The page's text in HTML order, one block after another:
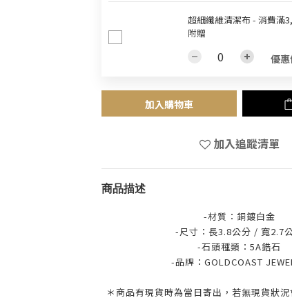
超細纖維清潔布 - 消費滿
附贈
優
加入購物車
加入追蹤清單
商品描述
-材質：銅鍍白金
-尺寸：長3.8公分 / 寬2.7
-石頭種類：5A鋯石
-品牌： GOLDCOAST
＊商品有現貨時為當日寄出，若無現貨狀